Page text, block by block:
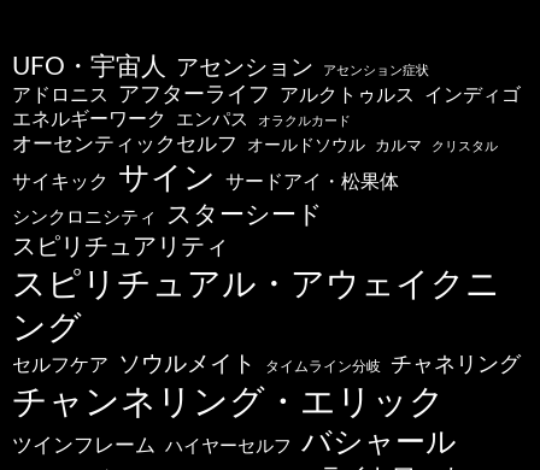
UFO・宇宙人 アセンション アセンション症状
アドロニス アフターライフ アルクトゥルス インディゴ
エネルギーワーク エンパス オラクルカード
オーセンティックセルフ オールドソウル カルマ クリスタル
サイキック サイン サードアイ・松果体
シンクロニシティ スターシード
スピリチュアリティ
スピリチュアル・アウェイクニ
ング
セルフケア ソウルメイト タイムライン分岐 チャネリング
チャンネリング・エリック
ツインフレーム ハイヤーセルフ バシャール